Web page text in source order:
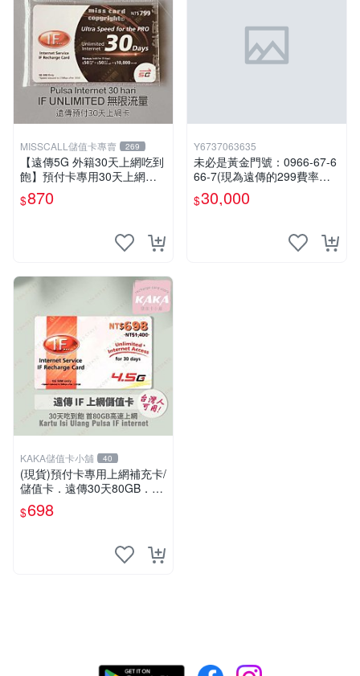
MISSCALL儲值卡專賣 269
【遠傳5G 外籍30天上網吃到
飽】預付卡專用30天上網補
充卡/儲值卡．Internet ifu 5G
⚡MissCall儲值卡專賣
$870
Y6737063635
未必是黃金門號：0966-67-6
66-7(現為遠傳的299費率門
號，屆時將以無約狀態過
戶)。
$30,000
KAKA儲值卡小舖 40
(現貨)預付卡專用上網補充卡/
儲值卡．遠傳30天80GB．上
網吃到飽．IF698．遠傳台灣
人可儲 [KAKA儲值卡小舖]
$698